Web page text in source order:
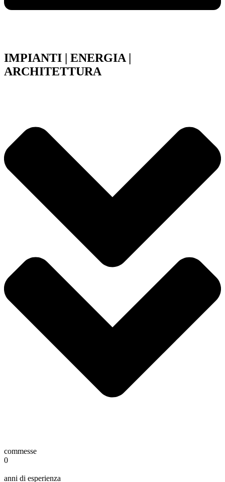
IMPIANTI | ENERGIA |
ARCHITETTURA
commesse
0
anni di esperienza